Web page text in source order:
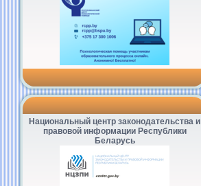
Национальный центр законодательства и
правовой информации Республики
Беларусь